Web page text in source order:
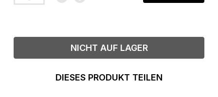
NICHT AUF LAGER
DIESES PRODUKT TEILEN